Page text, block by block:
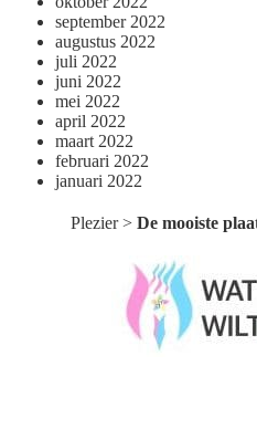
september 2022
augustus 2022
juli 2022
juni 2022
mei 2022
april 2022
maart 2022
februari 2022
januari 2022
Plezier> De mooiste